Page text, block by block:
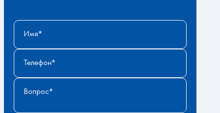
Имя
Телефон
Вопрос